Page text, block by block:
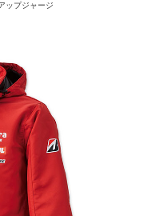
ップジャージ